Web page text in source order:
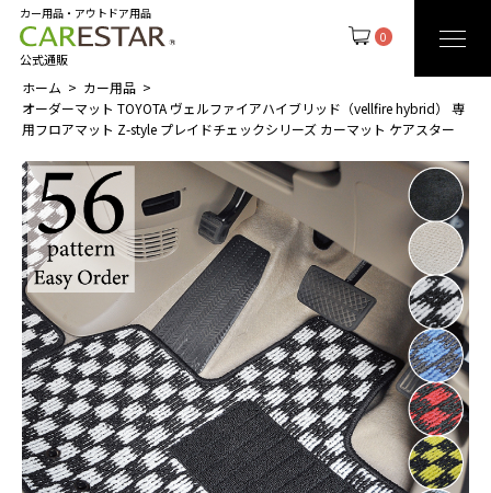
0
カー用品・アウトドア用品
公式通販
ホーム
カー用品
オーダーマット TOYOTA ヴェルファイアハイブリッド（vellfire hybrid） 専
用フロアマット Z-style プレイドチェックシリーズ カーマット ケアスター